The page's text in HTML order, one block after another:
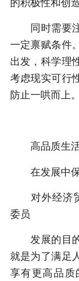
的积极性和创造
同时需要注
一定禀赋条件
出发，科学理
考虑现实可行
防止一哄而上。
高品质生
在发展中保
对外经济贸
委员
发展的目的
就是为了满足
享有更高品质